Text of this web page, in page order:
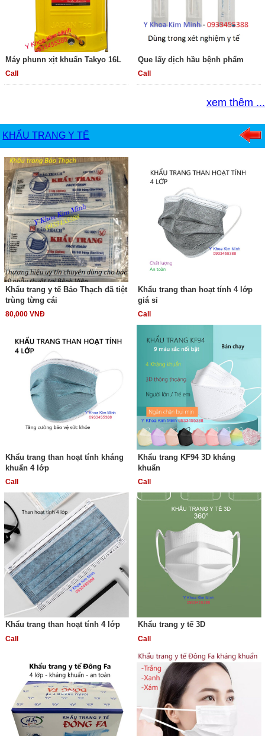
Máy phunn xịt khuẩn Takyo 16L
Call
Que lấy dịch hầu bệnh phẩm
Call
xem thêm ...
KHẨU TRANG Y TẾ
Khẩu trang y tế Bảo Thạch đã tiệt
trùng từng cái
80,000 VNĐ
Khẩu trang than hoạt tính 4 lớp
giá sỉ
Call
Khẩu trang than hoạt tính kháng
khuẩn 4 lớp
Call
Khẩu trang KF94 3D kháng
khuẩn
Call
Khẩu trang than hoạt tính 4 lớp
Call
Khẩu trang y tế 3D
Call